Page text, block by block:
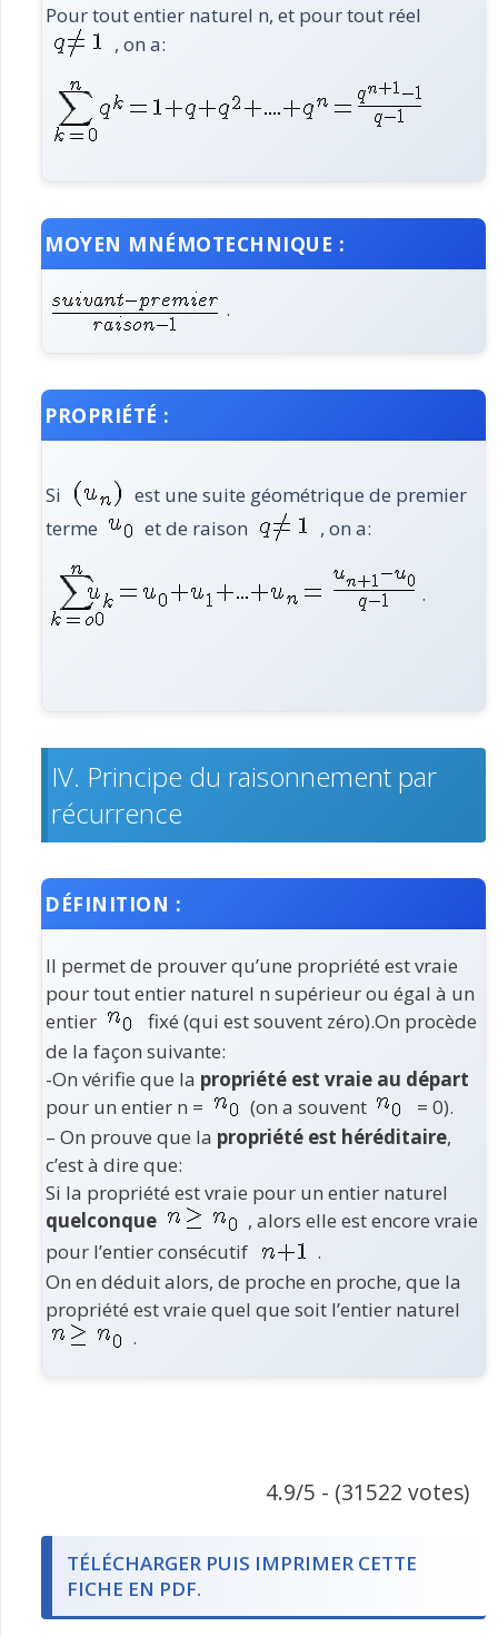
Pour tout entier naturel n, et pour tout réel
, on a:
MOYEN MNÉMOTECHNIQUE :
.
PROPRIÉTÉ :
Si
est une suite géométrique de premier
terme
et de raison , on a:
.
IV. Principe du raisonnement par
récurrence
DÉFINITION :
Il permet de prouver qu’une propriété est vraie
pour tout entier naturel n supérieur ou égal à un
entier
fixé (qui est souvent zéro).On procède
de la façon suivante:
-On vérifie que la propriété est vraie au départ
pour un entier n =
(on a souvent
= 0).
– On prouve que la propriété est héréditaire,
c’est à dire que:
Si la propriété est vraie pour un entier naturel
quelconque
, alors elle est encore vraie
pour l’entier consécutif
.
On en déduit alors, de proche en proche, que la
propriété est vraie quel que soit l’entier naturel
.
4.9/5 - (31522 votes)
TÉLÉCHARGER PUIS IMPRIMER CETTE
FICHE EN PDF.